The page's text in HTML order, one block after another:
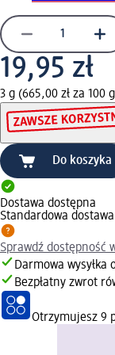
19,95 zł
3 g (665,00 zł za 100
Do koszyka
Dostawa dostępna
Standardowa
Sprawdź dostępność
Darmowa wysyłka
Bezpłatny zwrot
Otrzymujesz 9